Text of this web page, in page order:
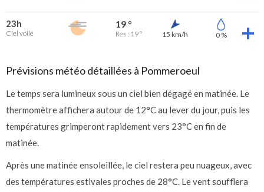
23h
Ciel voilé
19 °
Res : 19 ° 15 km/h 0 %
Prévisions météo détaillées à Pommeroeul
Le temps sera lumineux sous un ciel bien dégagé en matinée. Le
thermomètre affichera autour de 12°C au lever du jour, puis les
températures grimperont rapidement vers 23°C en fin de
matinée.
Après une matinée ensoleillée, le ciel restera peu nuageux, avec
des températures estivales proches de 28°C. Le vent soufflera